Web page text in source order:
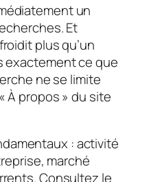
un
Et
plus qu’un
exactement ce que
ne se limite
À propos » du site
: activité
marché
Consultez le